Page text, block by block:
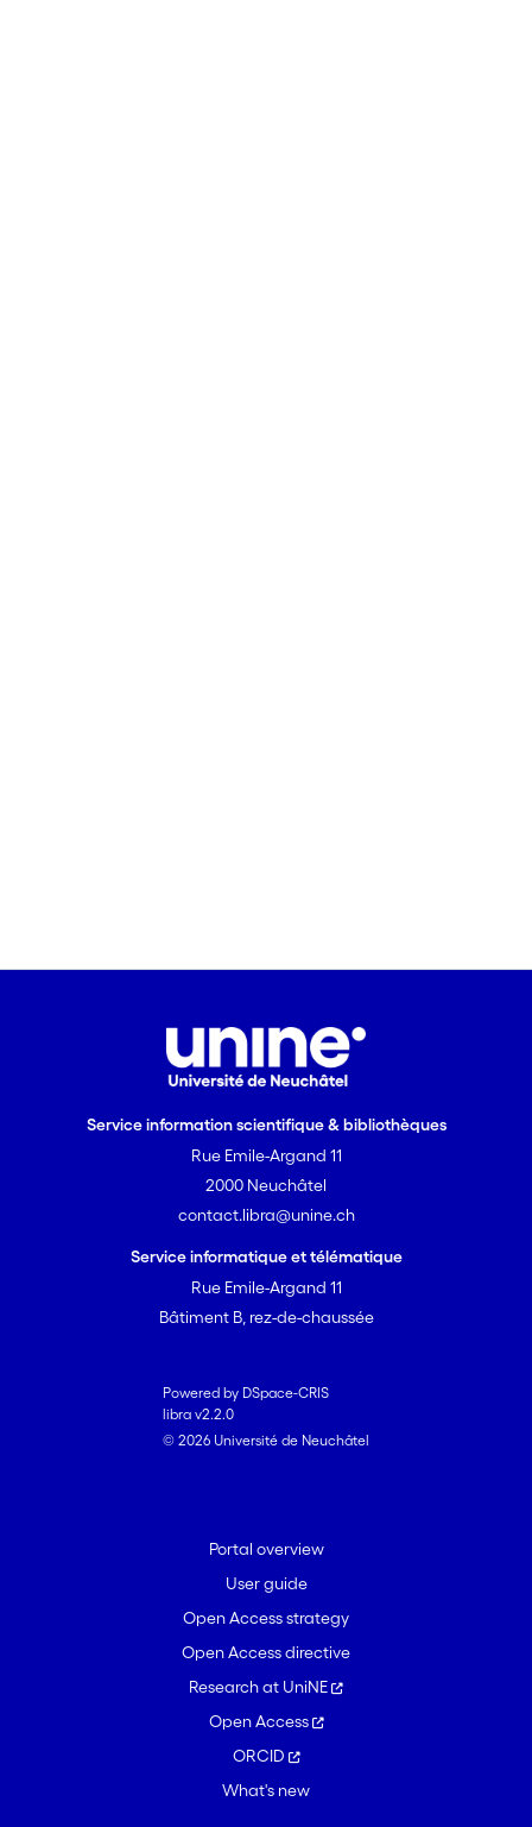
Service information scientifique & bibliothèques
Rue Emile-Argand 11
2000 Neuchâtel
contact.libra@unine.ch
Service informatique et télématique
Rue Emile-Argand 11
Bâtiment B, rez-de-chaussée
Powered by DSpace-CRIS
libra v2.2.0
© 2026 Université de Neuchâtel
Portal overview
User guide
Open Access strategy
Open Access directive
Research at UniNE
Open Access
ORCID
What's new